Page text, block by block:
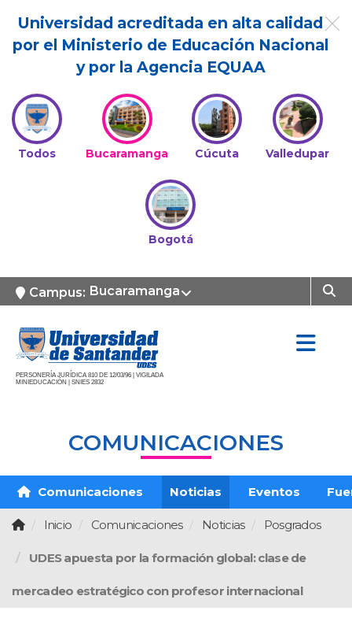
Universidad acreditada en alta calidad
por el Ministerio de Educación Nacional
y por la Agencia EQUAA
Todos Bucaramanga Cúcuta Valledupar
Bogotá
Campus: Bucaramanga
PERSONERÍA JURÍDICA 810 DE 12/03/96 | VIGILADA
MINIEDUCACIÓN | SNIES 2832
COMUNICACIONES
Comunicaciones Noticias Eventos
Inicio Comunicaciones Noticias Posgrados
UDES apuesta por la formación global: clase de
mercadeo estratégico con profesor internacional